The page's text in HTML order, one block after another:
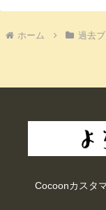
ホーム 過去
Cocoonカスタ